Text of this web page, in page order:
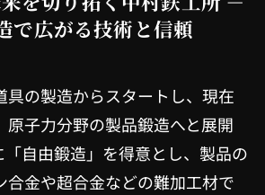
で広がる技術と信頼
具の製造からスタートし、現在
原子力分野の製品鍛造へと展開
「自由鍛造」を得意とし、製品の
合金や超合金などの難加工材で